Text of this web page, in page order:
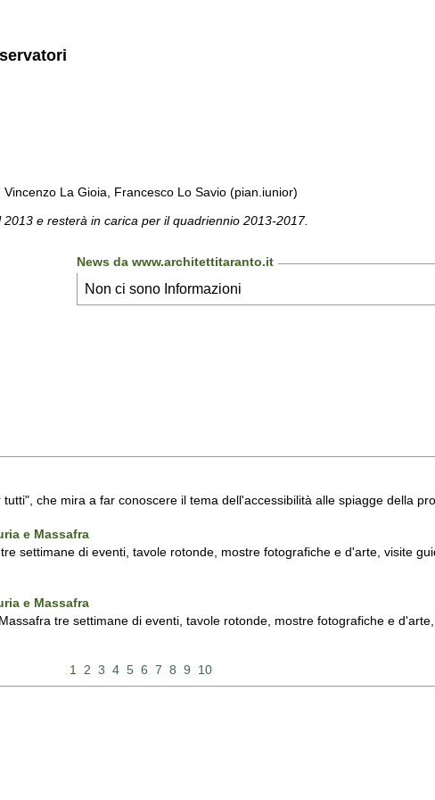
La Gioia, Francesco Lo Savio (pian.iunior)
e resterà in carica per il quadriennio 2013-2017.
News da www.architettitaranto.it
Non ci sono Informazioni
che mira a far conoscere il tema dell'accessibilità alle spiagge della
e Massafra
settimane di eventi, tavole rotonde, mostre fotografiche e d'arte, visite
e Massafra
tre settimane di eventi, tavole rotonde, mostre fotografiche e
1 2 3 4 5 6 7 8 9 10